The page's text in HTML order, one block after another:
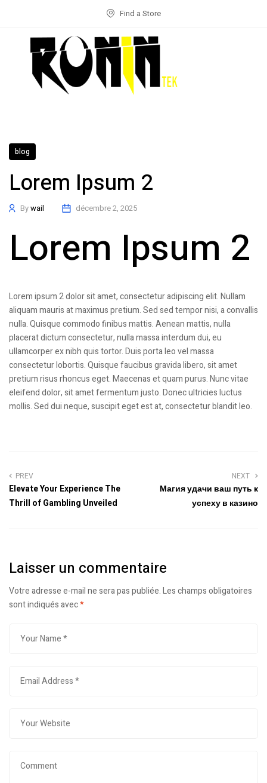
Find a Store
blog
Lorem Ipsum 2
Bywail décembre 2, 2025
Lorem Ipsum 2
Lorem ipsum 2 dolor sit amet, consectetur adipiscing elit. Nullam
aliquam mauris at maximus pretium. Sed sed tempor nisi, a convallis
nulla. Quisque commodo finibus mattis. Aenean mattis, nulla
placerat dictum consectetur, nulla massa interdum dui, eu
ullamcorper ex nibh quis tortor. Duis porta leo vel massa
consectetur lobortis. Quisque faucibus gravida libero, sit amet
pretium risus rhoncus eget. Maecenas et quam purus. Nunc vitae
eleifend dolor, sit amet fermentum justo. Donec ultricies luctus
mollis. Sed dui neque, suscipit eget est at, consectetur blandit leo.
PREV
Elevate Your Experience The
Thrill of Gambling Unveiled
NEXT
Магия удачи ваш путь к
успеху в казино
Laisser un commentaire
Votre adresse e-mail ne sera pas publiée.Les champs obligatoires
sont indiqués avec*